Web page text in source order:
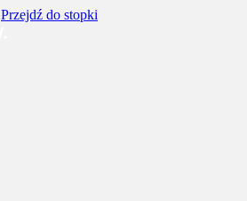
Przejdź do stopki